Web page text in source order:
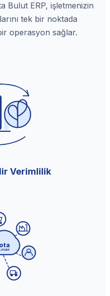
Bulut ERP, işletmenizin
tek bir noktada
operasyon sağlar.
Verimlilik
ERP